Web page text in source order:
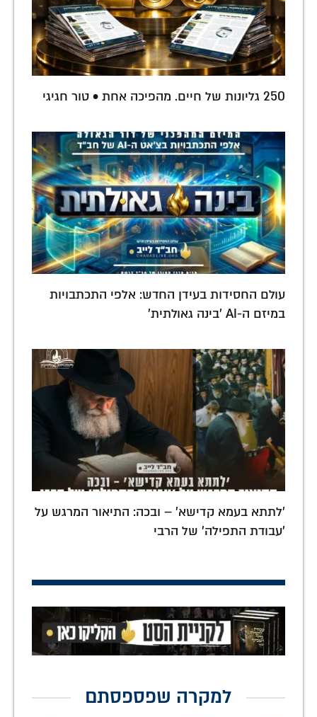
250 גליונות של חיים. מהפיכה אחת • טור חגיגי
עולם החסידות בעידן החדש: אלפי התכתבויות
במיזם ה-AI 'בינה גאולתית'
'לתתא בעמא קדישא' – ובכה: התיאור המרגש על
'עבודת התפילה' של הרבי
למקרה שפספסתם